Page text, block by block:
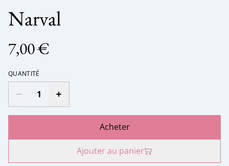
Narval
7,00 €
QUANTITÉ
Acheter
Ajouter au panier